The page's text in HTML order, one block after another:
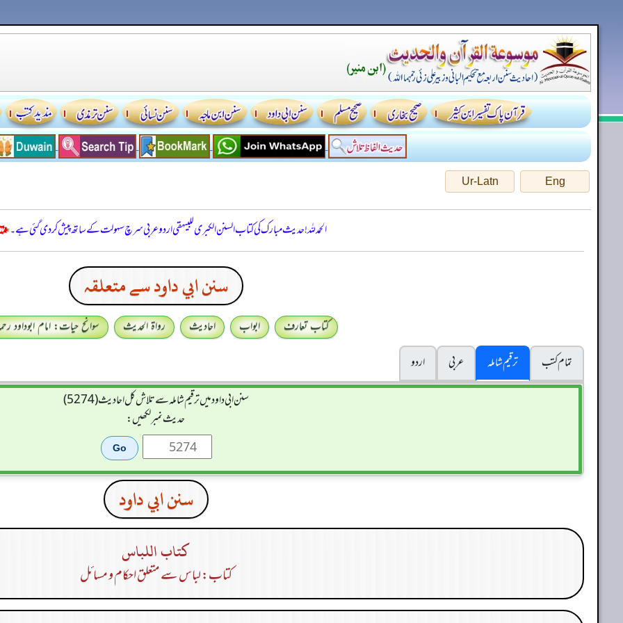
Eng
Ur-Latn
الحمدللہ! حدیث مبارک کی کتاب السنن الكبرى للبيهقي اردو عربی سرچ سہولت کے ساتھ پیش کر دی گئی ہے۔
سنن ابي داود سے متعلقہ
کتاب تعارف ابواب احادیث رواۃ الحدیث
سوانح حیات: امام ابوداود
تمام کتب
ترقیم شاملہ عربی
اردو
سنن ابي داود میں ترقیم شاملہ سے تلاش کل احادیث (5274)
حدیث نمبر لکھیں:
سنن ابي داود
كتاب اللباس
کتاب: لباس سے متعلق احکام و مسائل